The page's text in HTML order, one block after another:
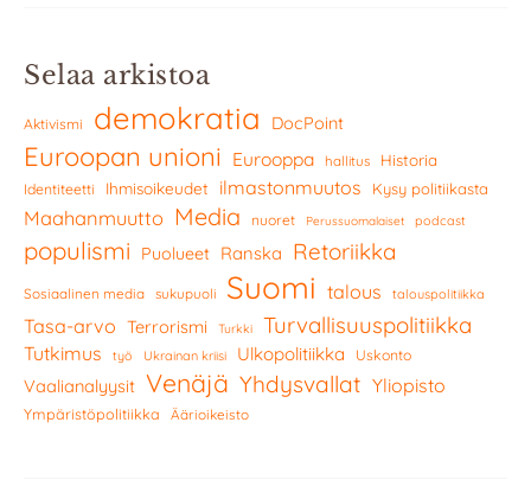
Selaa arkistoa
Aktivismi demokratia DocPoint
Euroopan unioni Eurooppa hallitus Historia
Identiteetti Ihmisoikeudet ilmastonmuutos Kysy politiikasta
Maahanmuutto Media nuoret Perussuomalaiset podcast
populismi Puolueet Ranska Retoriikka
Sosiaalinen media sukupuoli Suomi talous talouspolitiikka
Tasa-arvo Terrorismi Turkki Turvallisuuspolitiikka
Tutkimus työ Ukrainan kriisi Ulkopolitiikka Uskonto
Vaalianalyysit Venäjä Yhdysvallat Yliopisto
Ympäristöpolitiikka Äärioikeisto